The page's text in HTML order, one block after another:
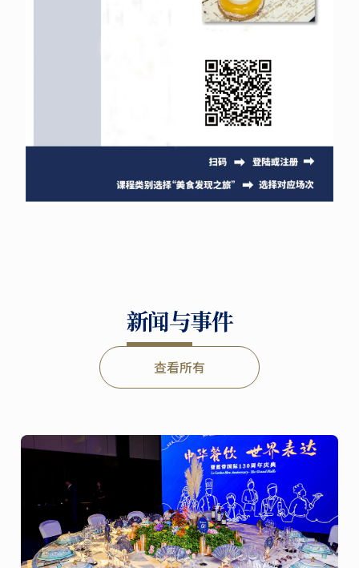
新闻与事件
查看所有